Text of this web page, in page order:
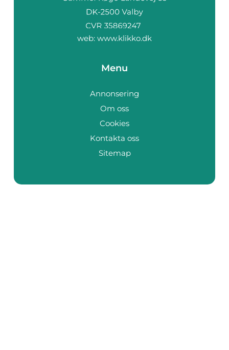
web: www.klikko.dk
Menu
Annonsering
Om oss
Cookies
Kontakta oss
Sitemap